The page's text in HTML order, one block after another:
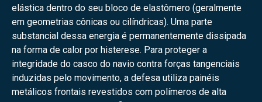
elástica dentro do seu bloco de elastômero (geralmente
em geometrias cônicas ou cilíndricas). Uma parte
substancial dessa energia é permanentemente dissipada
na forma de calor por histerese. Para proteger a
integridade do casco do navio contra forças tangenciais
induzidas pelo movimento, a defesa utiliza painéis
metálicos frontais revestidos com polímeros de alta